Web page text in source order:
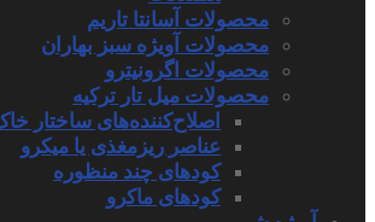
محصولات آسانتا تاریم
محصولات آویژه سبز بهاران
محصولات اگرونیترو
محصولات میل تار ترکیه
اصلاح‌کننده‌های ساختار
عناصر ریزمغذی یا میکرو
کودهای چند منظوره
کودهای ماکرو